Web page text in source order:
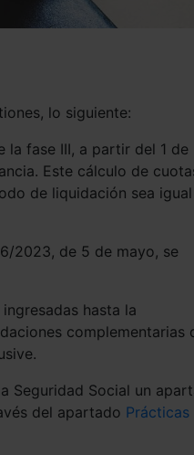
lo siguiente:
la fase III, a partir del 1 de
Este cálculo de
de liquidación sea
2023, de 5 de mayo, se
hasta la
complementarias
Seguridad Social un
del apartado Prácticas